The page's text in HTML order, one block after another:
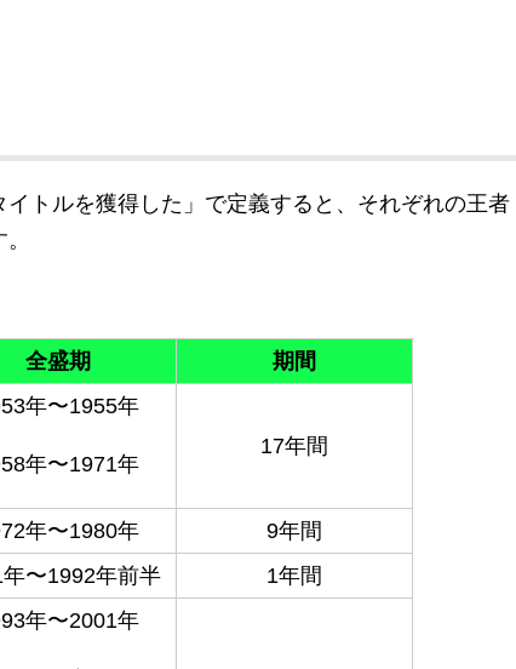
イトルを獲得した」で定義すると、それぞれの王者
全盛期 期間
年〜1955年
年〜1971年
17年間
年〜1980年
9年間
〜1992年前半 1年間
年〜2001年